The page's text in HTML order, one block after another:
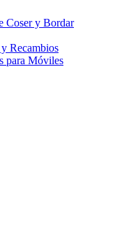
Coser y Bordar
Recambios
para Móviles